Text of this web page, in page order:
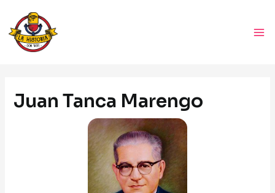
contenido
Juan Tanca Marengo
entradas